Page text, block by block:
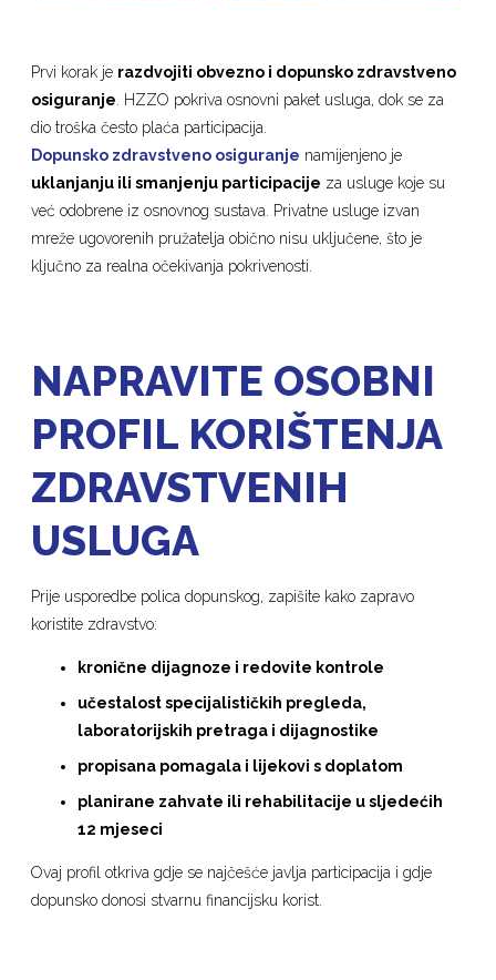
Prvi korak je razdvojiti obvezno i dopunsko zdravstveno
osiguranje . HZZO pokriva osnovni paket usluga, dok se za
dio troška često plaća participacija.
Dopunsko zdravstveno osiguranje namijenjeno je
uklanjanju ili smanjenju participacije za usluge koje su
već odobrene iz osnovnog sustava. Privatne usluge izvan
mreže ugovorenih pružatelja obično nisu uključene, što je
ključno za realna očekivanja pokrivenosti.
NAPRAVITE OSOBNI
PROFIL KORIŠTENJA
ZDRAVSTVENIH
USLUGA
Prije usporedbe polica dopunskog, zapišite kako zapravo
koristite zdravstvo:
kronične dijagnoze i redovite kontrole
učestalost specijalističkih pregleda,
laboratorijskih pretraga i dijagnostike
propisana pomagala i lijekovi s doplatom
planirane zahvate ili rehabilitacije u sljedećih
12 mjeseci
Ovaj profil otkriva gdje se najčešće javlja participacija i gdje
dopunsko donosi stvarnu financijsku korist.